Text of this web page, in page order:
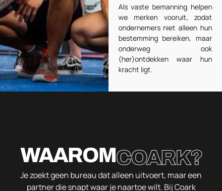
Als vaste bemanning helpen
we merken vooruit, zodat
ondernemers niet alleen hun
bestemming bereiken, maar
onderweg ook
(her)ontdekken waar hun
kracht ligt.
WAAROMCOARK?
Je zoekt geen bureau dat alleen uitvoert, maar een
partner die snapt waar je naartoe wilt. Bij Coark